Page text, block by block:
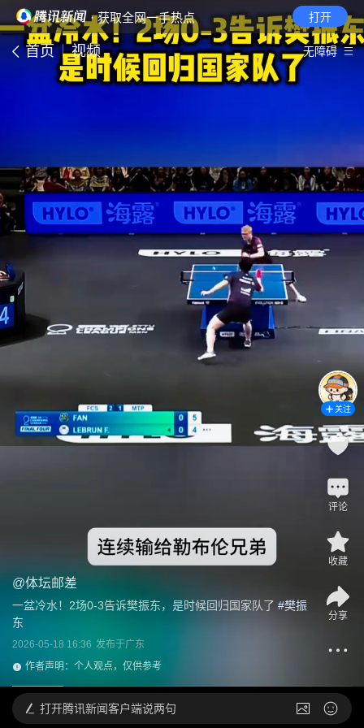
· 获取全网一手热点 打开
首页 视频 无障碍
@体坛邮差
一盆冷水！2场0-3告诉樊振东，是时候回归国家队了 #樊振
东
2026-05-18 16:36 发布于广东
作者声明：个人观点，仅供参考
关注
评论
收藏
分享
打开腾讯新闻客户端说两句